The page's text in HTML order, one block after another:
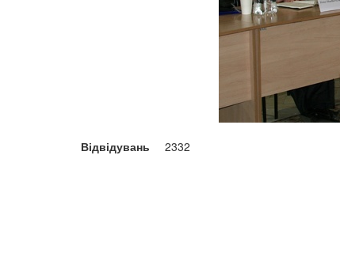
Відвідувань 2332